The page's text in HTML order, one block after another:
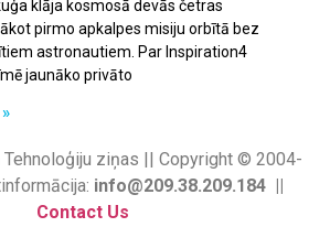
klāja kosmosā devās četras
pirmo apkalpes misiju orbītā bez
astronautiem. Par Inspiration4
jaunāko privāto
ziņas || Copyright © 2004-
info@209.38.209.184 ||
Contact Us